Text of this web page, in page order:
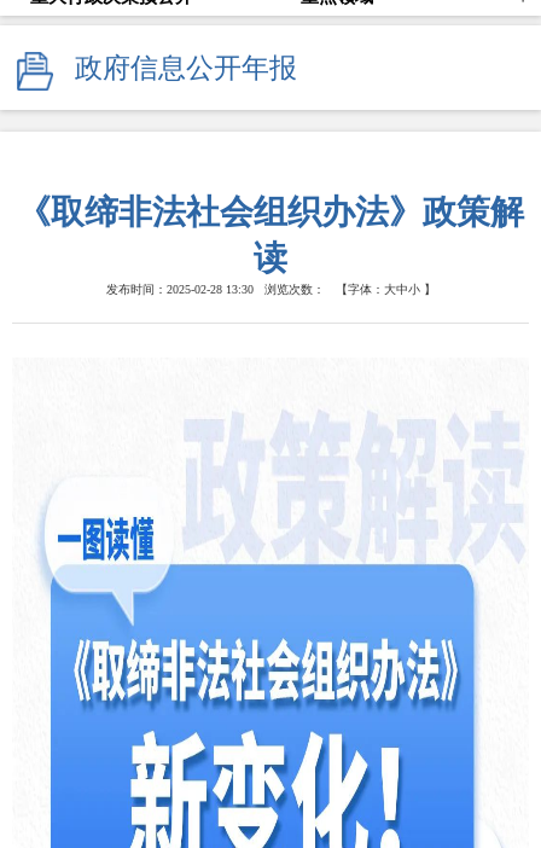
政府信息公开年报
《取缔非法社会组织办法》政策解
读
发布时间：2025-02-28 13:30浏览次数： 【字体： 大中小】